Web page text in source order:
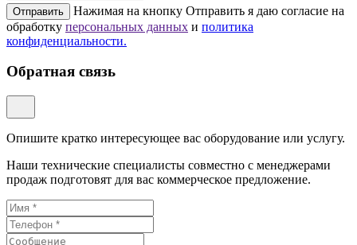
Отправить
Нажимая на кнопку Отправить я даю согласие на
обработку персональных данных и политикa
конфиденциальности.
Обратная связь
Опишите кратко интересующее вас оборудование или услугу.
Наши технические специалисты совместно с менеджерами
продаж подготовят для вас коммерческое предложение.